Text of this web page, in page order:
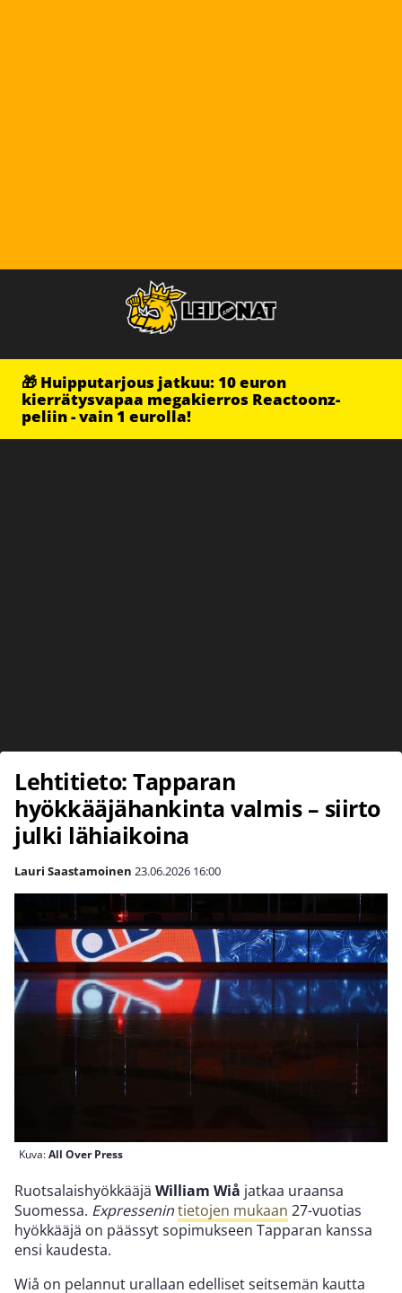
🎁 Huipputarjous jatkuu: 10 euron
kierrätysvapaa megakierros Reactoonz-
peliin - vain 1 eurolla!
Lehtitieto: Tapparan
hyökkääjähankinta valmis – siirto
julki lähiaikoina
Lauri Saastamoinen 23.06.2026 16:00
Kuva:All Over Press
Ruotsalaishyökkääjä William Wiå jatkaa uraansa
Suomessa. Expressenintietojen mukaan 27-vuotias
hyökkääjä on päässyt sopimukseen Tapparan kanssa
ensi kaudesta.
Wiå on pelannut urallaan edelliset seitsemän kautta